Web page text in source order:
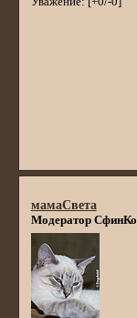
мамаСвета
Модератор СфинКо